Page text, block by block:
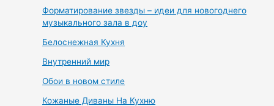
Форматирование звезды – идеи для новогоднего
музыкального зала в доу
Белоснежная Кухня
Внутренний мир
Обои в новом стиле
Кожаные Диваны На Кухню